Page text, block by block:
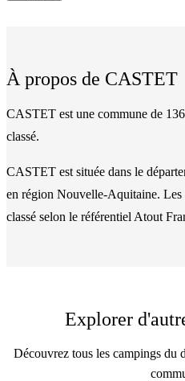
À propos de CASTET
CASTET est une commune de
classé.
CASTET est située dans le
en région Nouvelle-Aquitaine. Les
classé selon le référentiel Atout
Explorer
Découvrez tous les campings du